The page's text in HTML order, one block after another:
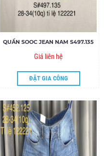
QUẦN SOOC JEAN NAM S497.135
Giá liên hệ
ĐẶT GIA CÔNG